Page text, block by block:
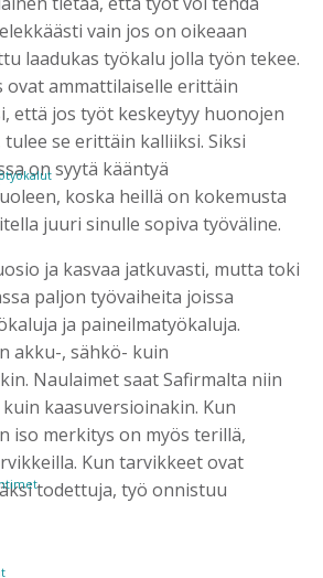
vain jos on oikeaan
laadukas työkalu jolla työn tekee.
ovat ammattilaiselle erittäin
että jos työt keskeytyy huonojen
se erittäin kalliiksi. Siksi
on syytä kääntyä
koska heillä on kokemusta
juuri sinulle sopiva työväline.
ja kasvaa jatkuvasti, mutta toki
paljon työvaiheita joissa
ja paineilmatyökaluja.
akku-, sähkö- kuin
Naulaimet saat Safirmalta niin
kaasuversioinakin. Kun
iso merkitys on myös terillä,
Kun tarvikkeet ovat
todettuja, työ onnistuu